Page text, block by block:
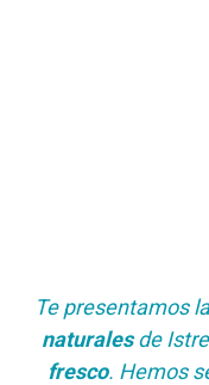
Te presentamos
naturalesde
fresco. Hemos